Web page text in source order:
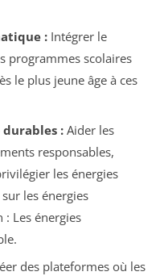
:Intégrer le
programmes scolaires
le plus jeune âge à ces
durables :Aider les
responsables,
les énergies
les énergies
: Les énergies
des plateformes où les